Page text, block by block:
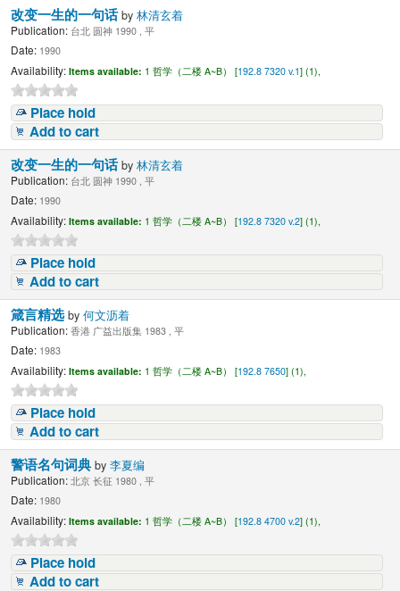
改变一生的一句话by林清玄着
Publication: 台北 圆神 1990 , 平
Date: 1990
Availability: Items available: 1 哲学（二楼 A~B） [192.8 7320 v.1] (1),
Place hold
Add to cart
改变一生的一句话by林清玄着
Publication: 台北 圆神 1990 , 平
Date: 1990
Availability: Items available: 1 哲学（二楼 A~B） [192.8 7320 v.2] (1),
Place hold
Add to cart
箴言精选by何文沥着
Publication: 香港 广益出版集 1983 , 平
Date: 1983
Availability: Items available: 1 哲学（二楼 A~B） [192.8 7650] (1),
Place hold
Add to cart
警语名句词典by李夏编
Publication: 北京 长征 1980 , 平
Date: 1980
Availability: Items available: 1 哲学（二楼 A~B） [192.8 4700 v.2] (1),
Place hold
Add to cart